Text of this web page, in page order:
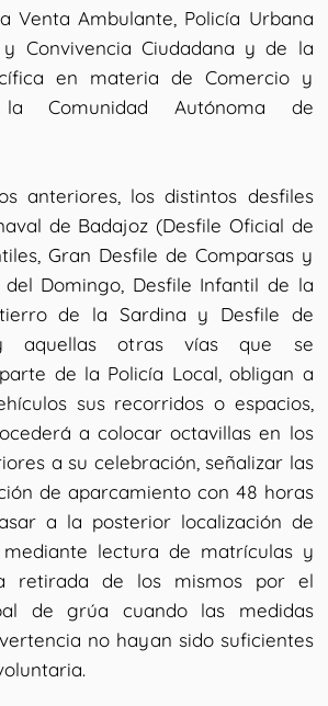
Venta Ambulante, Policía Urbana
Convivencia Ciudadana y de la
en materia de Comercio y
Comunidad Autónoma de
anteriores, los distintos desfiles
de Badajoz (Desfile Oficial de
Gran Desfile de Comparsas y
del Domingo, Desfile Infantil de la
de la Sardina y Desfile de
y aquellas otras vías que se
de la Policía Local, obligan a
sus recorridos o espacios,
a colocar octavillas en los
a su celebración, señalizar las
de aparcamiento con 48 horas
a la posterior localización de
mediante lectura de matrículas y
retirada de los mismos por el
de grúa cuando las medidas
no hayan sido suficientes